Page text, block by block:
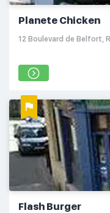
Planete Chicken
12 Boulevard de Belfort,
Flash Burger